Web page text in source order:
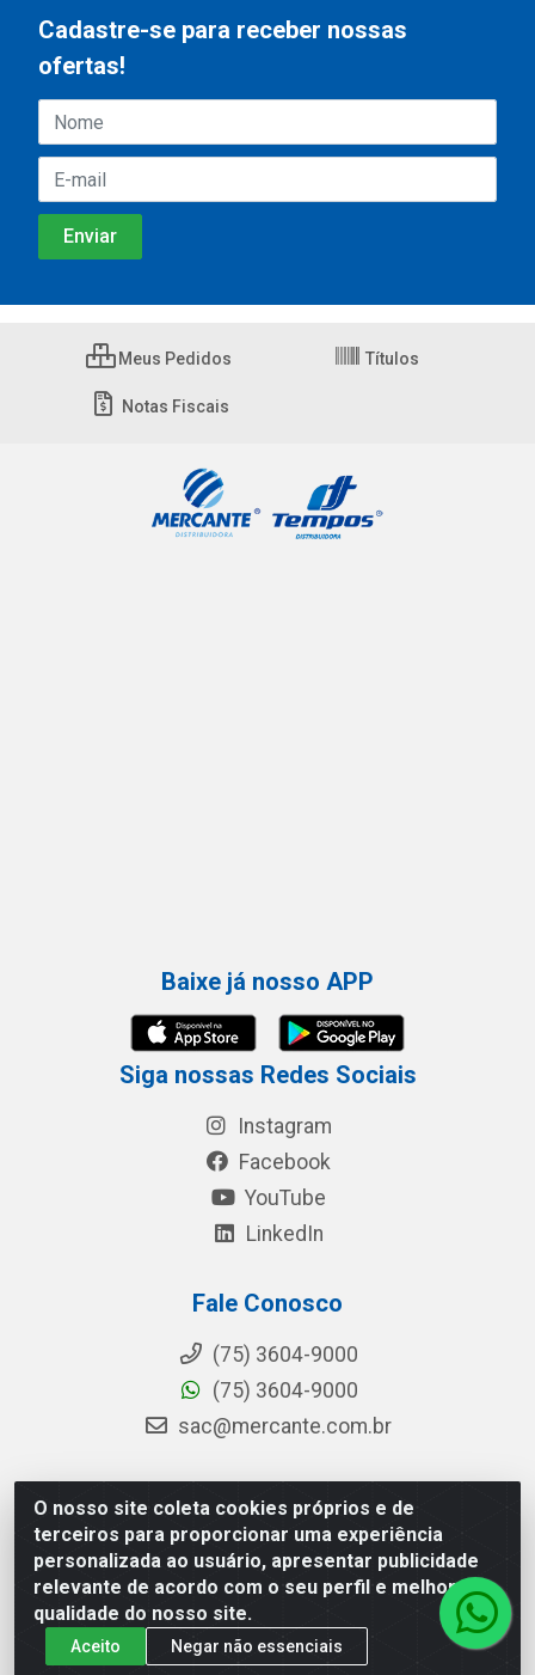
O nosso site coleta cookies próprios e de
terceiros para proporcionar uma experiência
personalizada ao usuário, apresentar publicidade
relevante de acordo com o seu perfil e melhorar a
qualidade do nosso site.
Aceito
Negar não essenciais
Cadastre-se para receber nossas
ofertas!
Meus Pedidos Títulos
Notas Fiscais
Baixe já nosso APP
Siga nossas Redes Sociais
Instagram
Facebook
YouTube
LinkedIn
Fale Conosco
(75) 3604-9000
(75) 3604-9000
sac@mercante.com.br
Mercante Distribuidora - Rua Mercante, 699 - Aviário,
Feira de Santana/BA - CEP 44.096-218 - CNPJ
96.755.848/0001-08